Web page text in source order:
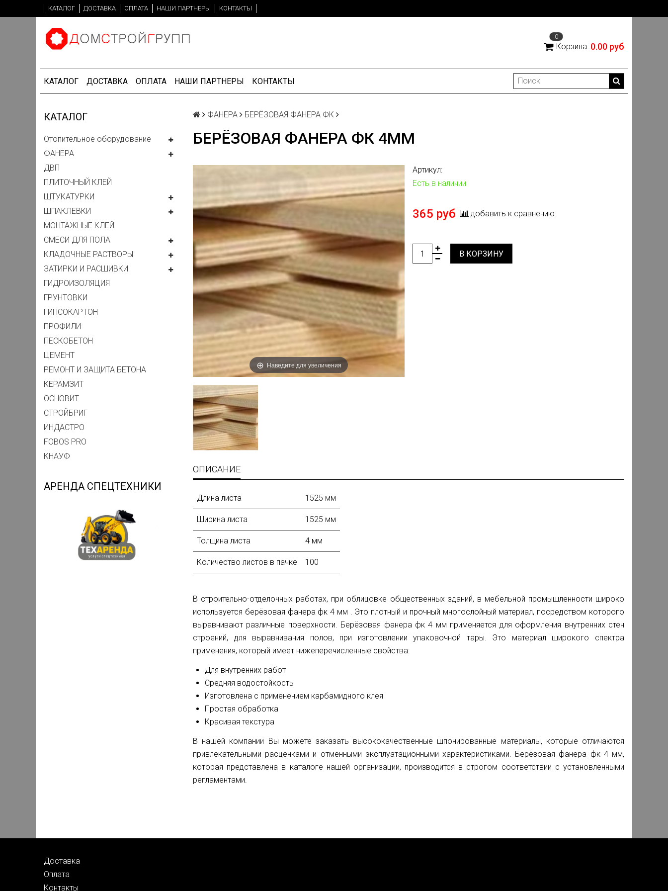
КАТАЛОГ ДОСТАВКА ОПЛАТА НАШИ ПАРТНЕРЫ КОНТАКТЫ
0
Корзина: 0.00 руб
КАТАЛОГ ДОСТАВКА ОПЛАТА НАШИ ПАРТНЕРЫ КОНТАКТЫ
КАТАЛОГ
Отопительное оборудование
ФАНЕРА
ДВП
ПЛИТОЧНЫЙ КЛЕЙ
ШТУКАТУРКИ
ШПАКЛЕВКИ
МОНТАЖНЫЕ КЛЕЙ
СМЕСИ ДЛЯ ПОЛА
КЛАДОЧНЫЕ РАСТВОРЫ
ЗАТИРКИ И РАСШИВКИ
ГИДРОИЗОЛЯЦИЯ
ГРУНТОВКИ
ГИПСОКАРТОН
ПРОФИЛИ
ПЕСКОБЕТОН
ЦЕМЕНТ
РЕМОНТ И ЗАЩИТА БЕТОНА
КЕРАМЗИТ
ОСНОВИТ
СТРОЙБРИГ
ИНДАСТРО
FOBOS PRO
КНАУФ
АРЕНДА СПЕЦТЕХНИКИ
ФАНЕРА БЕРЁЗОВАЯ ФАНЕРА ФК
БЕРЁЗОВАЯ ФАНЕРА ФК 4ММ
Наведите для увеличения
Артикул:
Есть в наличии
365 руб добавить к сравнению
В КОРЗИНУ
ОПИСАНИЕ
Длина листа 1525 мм
Ширина листа 1525 мм
Толщина листа 4 мм
Количество листов в пачке 100
В строительно-отделочных работах, при облицовке общественных зданий, в мебельной промышленности широко
используется берёзовая фанера фк 4 мм . Это плотный и прочный многослойный материал, посредством которого
выравнивают различные поверхности. Берёзовая фанера фк 4 мм применяется для оформления внутренних стен
строений, для выравнивания полов, при изготовлении упаковочной тары. Это материал широкого спектра
применения, который имеет нижеперечисленные свойства:
Для внутренних работ
Средняя водостойкость
Изготовлена с применением карбамидного клея
Простая обработка
Красивая текстура
В нашей компании Вы можете заказать высококачественные шпонированные материалы, которые отличаются
привлекательными расценками и отменными эксплуатационными характеристиками. Берёзовая фанера фк 4 мм,
которая представлена в каталоге нашей организации, производится в строгом соответствии с установленными
регламентами.
Доставка
Оплата
Контакты